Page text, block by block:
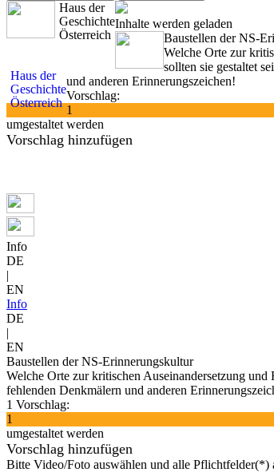
Haus der
Geschichte
Österreich
Inhalte werden geladen
Haus der
Geschichte
Österreich
Baustellen der NS-
Welche Orte zur
sollten sie gestaltet
und anderen Erinnerungszeichen!
Vorschlag:
1
umgestaltet werden
Vorschlag hinzufügen
Info
DE
|
EN
Info
DE
|
EN
Baustellen der NS-Erinnerungskultur
Welche Orte zur kritischen Auseinandersetzung
fehlenden Denkmälern und anderen
1 Vorschlag:
1
umgestaltet werden
Vorschlag hinzufügen
Bitte Video/Foto auswählen und alle Pflichtfelder(*)